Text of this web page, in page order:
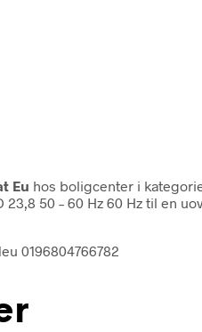
Eu hos boligcenter i
23,8 50 – 60 Hz 60 Hz til en
0196804766782